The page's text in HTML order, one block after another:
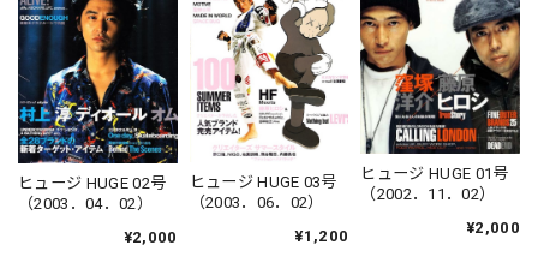
ヒュージ HUGE 02号
（2003．04．02）
¥2,000
ヒュージ HUGE 03号
（2003．06．02）
¥1,200
ヒュージ HUGE 01号
（2002．11．02）
¥2,000